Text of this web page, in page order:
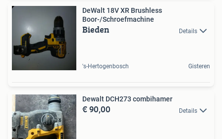
DeWalt 18V XR Brushless
Boor-/Schroefmachine
Bieden Details
's-Hertogenbosch Gisteren
Dewalt DCH273 combihamer
€ 90,00 Details